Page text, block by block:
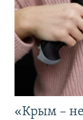
«Крым –